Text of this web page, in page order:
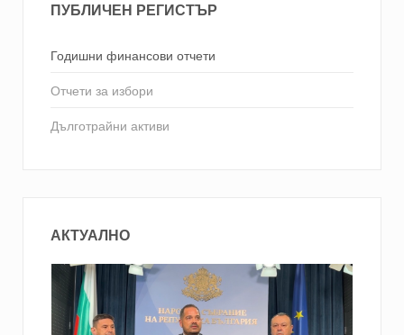
ПУБЛИЧЕН РЕГИСТЪР
Годишни финансови отчети
Отчети за избори
Дълготрайни активи
АКТУАЛНО